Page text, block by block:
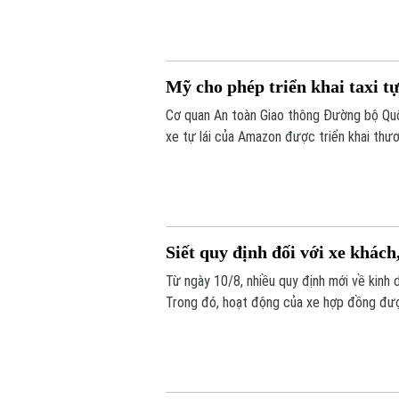
Mỹ cho phép triển khai taxi
Cơ quan An toàn Giao thông Đường bộ
xe tự lái của Amazon được triển khai
Siết quy định đối với xe
Từ ngày 10/8, nhiều quy định mới về
Trong đó, hoạt động của xe hợp đồng